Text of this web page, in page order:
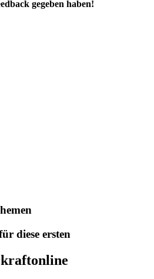
gegeben haben!
diese ersten